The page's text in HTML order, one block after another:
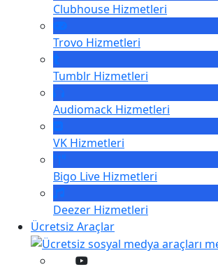
Clubhouse Hizmetleri
Trovo Hizmetleri
Tumblr Hizmetleri
Audiomack Hizmetleri
VK Hizmetleri
Bigo Live Hizmetleri
Deezer Hizmetleri
Ücretsiz Araçlar